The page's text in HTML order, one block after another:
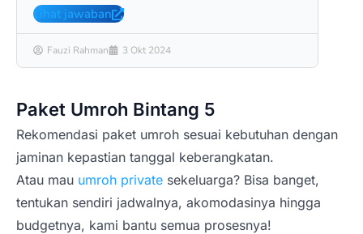
Lihat jawaban
Fauzi Rahman 3 Okt 2024
Paket Umroh Bintang 5
Rekomendasi paket umroh sesuai kebutuhan dengan
jaminan kepastian tanggal keberangkatan.
Atau mau umroh private sekeluarga? Bisa banget,
tentukan sendiri jadwalnya, akomodasinya hingga
budgetnya, kami bantu semua prosesnya!